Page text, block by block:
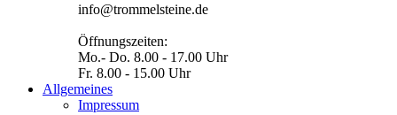
info@trommelsteine.de
Öffnungszeiten:
Mo.- Do. 8.00 - 17.00 Uhr
Fr. 8.00 - 15.00 Uhr
Allgemeines
Impressum